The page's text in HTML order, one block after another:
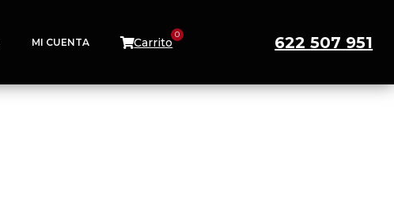
MI CUENTA Carrito 622 507 951